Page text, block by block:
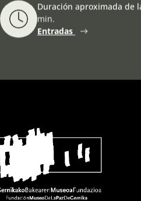
Duración aproximada de
min.
Entradas